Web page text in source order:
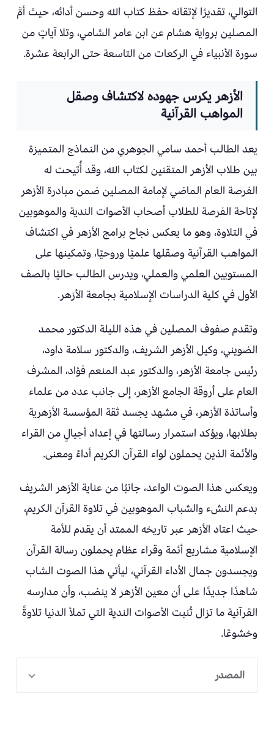
التوالي، تقديرًا لإتقانه حفظ كتاب الله وحسن أدائه، حيث أمَّ
المصلين برواية هشام عن ابن عامر الشامي، وتلا آياتٍ من
سورة الأنبياء في الركعات من التاسعة حتى الرابعة عشرة.
الأزهر يكرس جهوده لاكتشاف وصقل
المواهب القرآنية
يعد الطالب أحمد سامي الجوهري من النماذج المتميزة
بين طلاب الأزهر المتقنين لكتاب الله، وقد أُتيحت له
الفرصة العام الماضي لإمامة المصلين ضمن مبادرة الأزهر
لإتاحة الفرصة للطلاب أصحاب الأصوات الندية والموهوبين
في التلاوة، وهو ما يعكس نجاح برامج الأزهر في اكتشاف
المواهب القرآنية وصقلها علميًا وروحيًا، وتمكينها على
المستويين العلمي والعملي، ويدرس الطالب حاليًا بالصف
الأول في كلية الدراسات الإسلامية بجامعة الأزهر.
وتقدم صفوف المصلين في هذه الليلة الدكتور محمد
الضويني، وكيل الأزهر الشريف، والدكتور سلامة داود،
رئيس جامعة الأزهر، والدكتور عبد المنعم فؤاد، المشرف
العام على أروقة الجامع الأزهر، إلى جانب عدد من علماء
وأساتذة الأزهر، في مشهد يجسد ثقة المؤسسة الأزهرية
بطلابها، ويؤكد استمرار رسالتها في إعداد أجيالٍ من القراء
والأئمة الذين يحملون لواء القرآن الكريم أداءً ومعنى.
ويعكس هذا الصوت الواعد، جانبًا من عناية الأزهر الشريف
بدعم النشء والشباب الموهوبين في تلاوة القرآن الكريم،
حيث اعتاد الأزهر عبر تاريخه الممتد أن يقدم للأمة
الإسلامية مشاريع أئمة وقراء عظام يحملون رسالة القرآن
ويجسدون جمال الأداء القرآني، ليأتي هذا الصوت الشاب
شاهدًا جديدًا على أن معين الأزهر لا ينضب، وأن مدارسه
القرآنية ما تزال تُنبت الأصوات الندية التي تملأ الدنيا تلاوةً
وخشوعًا.
المصدر